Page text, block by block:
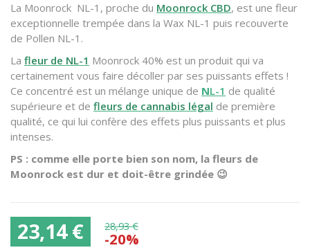
La Moonrock NL-1, proche du Moonrock CBD, est une fleur
exceptionnelle trempée dans la Wax NL-1 puis recouverte
de Pollen NL-1.
La fleur de NL-1 Moonrock 40% est un produit qui va
certainement vous faire décoller par ses puissants effets !
Ce concentré est un mélange unique de NL-1 de qualité
supérieure et de fleurs de cannabis légal de première
qualité, ce qui lui confère des effets plus puissants et plus
intenses.
PS : comme elle porte bien son nom, la fleurs de
Moonrock est dur et doit-être grindée 😉
23,14 € 28,93 €
-20%